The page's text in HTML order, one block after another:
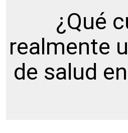
¿Qué
realmente
de salud